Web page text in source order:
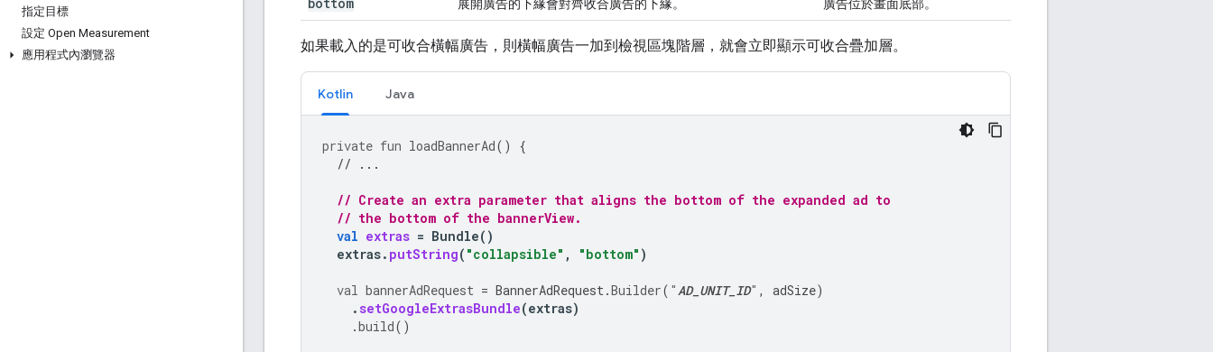
指定目標
設定 Open Measurement
應用程式內瀏覽器
展開廣告的下緣會對齊收合廣告的下緣。 廣告位於畫面底部。
如果載入的是可收合橫幅廣告，則橫幅廣告一加到檢視區塊階層，就會立即顯示可收合疊加層。
Kotlin Java
private fun loadBannerAd()
{
// ...
// Create an extra parameter that aligns the bottom of the expanded ad to
// the bottom of the bannerView.
val extras = Bundle()
extras. putString( "collapsible" , "bottom" )
val bannerAdRequest = BannerAdRequest .Builder( " AD_UNIT_ID" , adSize)
. setGoogleExtrasBundle(extras)
.build()